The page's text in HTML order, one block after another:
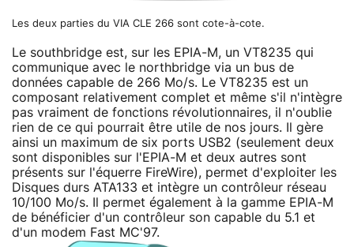
Les deux parties du VIA CLE 266 sont cote-à-cote.
Le southbridge est, sur les EPIA-M, un VT8235 qui
communique avec le northbridge via un bus de
données capable de 266 Mo/s. Le VT8235 est un
composant relativement complet et même s'il n'intègre
pas vraiment de fonctions révolutionnaires, il n'oublie
rien de ce qui pourrait être utile de nos jours. Il gère
ainsi un maximum de six ports USB2 (seulement deux
sont disponibles sur l'EPIA-M et deux autres sont
présents sur l'équerre FireWire), permet d'exploiter les
Disques durs ATA133 et intègre un contrôleur réseau
10/100 Mo/s. Il permet également à la gamme EPIA-M
de bénéficier d'un contrôleur son capable du 5.1 et
d'un modem Fast MC'97.